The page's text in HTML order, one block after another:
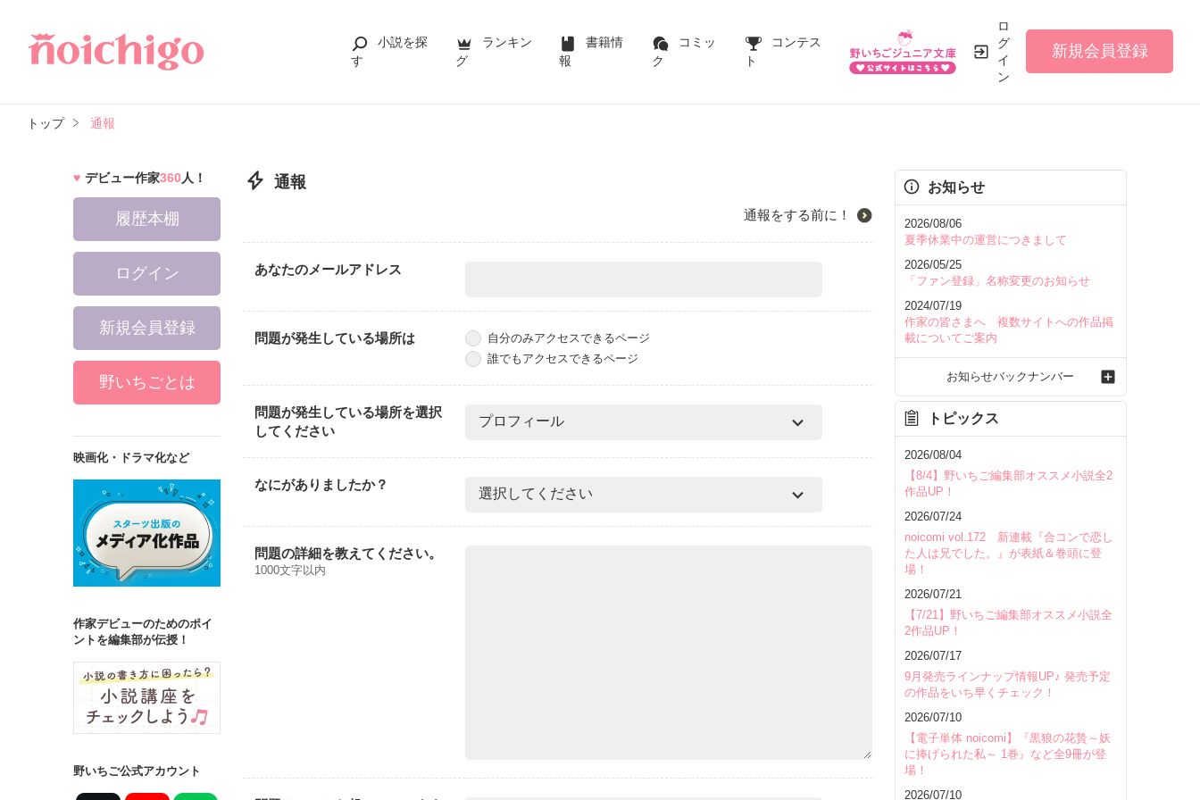
小説を探
す
ランキン
グ
書籍情
報
コミッ
ク
コンテス
ト
ロ
グ
イ
ン
新規会員登録
トップ 通報
通報
通報をする前に！
あなたのメールアドレス
問題が発生している場所は
自分のみアクセスできるページ
誰でもアクセスできるページ
問題が発生している場所を選択
してください
なにがありましたか？
問題の詳細を教えてください。
1000文字以内
デビュー作家360人！
履歴本棚
ログイン
新規会員登録
野いちごとは
映画化・ドラマ化など
作家デビューのためのポイ
ントを編集部が伝授！
野いちご公式アカウント
お知らせ
2026/08/06
夏季休業中の運営につきまして
2026/05/25
「ファン登録」名称変更のお知らせ
2024/07/19
作家の皆さまへ 複数サイトへの作品掲
載についてご案内
お知らせバックナンバー
トピックス
2026/08/04
【8/4】野いちご編集部オススメ小説全2
作品UP！
2026/07/24
noicomi vol.172 新連載『合コンで恋し
た人は兄でした。』が表紙＆巻頭に登
場！
2026/07/21
【7/21】野いちご編集部オススメ小説全
2作品UP！
2026/07/17
9月発売ラインナップ情報UP♪ 発売予定
の作品をいち早くチェック！
2026/07/10
【電子単体 noicomi】『黒狼の花贄～妖
に捧げられた私～ 1巻』など全9冊が登
場！
2026/07/10